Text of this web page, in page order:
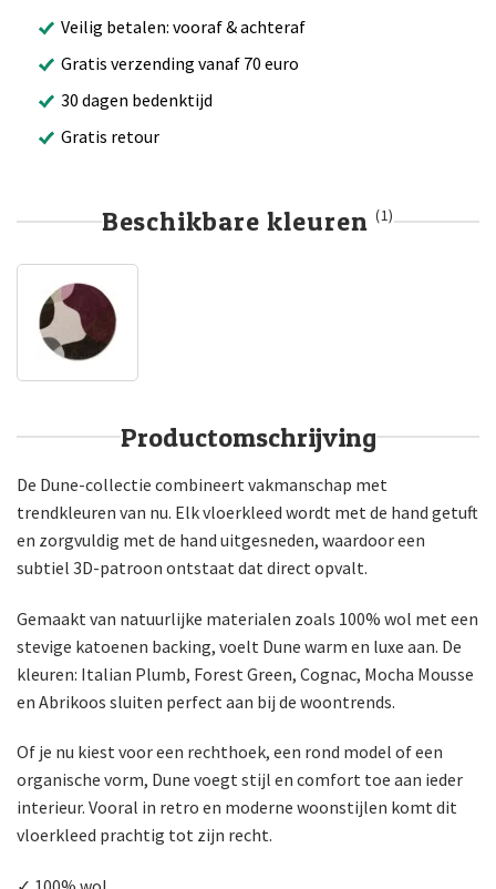
Veilig betalen: vooraf & achteraf
Gratis verzending vanaf 70 euro
30 dagen bedenktijd
Gratis retour
Beschikbare kleuren (1)
Productomschrijving
De Dune-collectie combineert vakmanschap met
trendkleuren van nu. Elk vloerkleed wordt met de hand getuft
en zorgvuldig met de hand uitgesneden, waardoor een
subtiel 3D-patroon ontstaat dat direct opvalt.
Gemaakt van natuurlijke materialen zoals 100% wol met een
stevige katoenen backing, voelt Dune warm en luxe aan. De
kleuren: Italian Plumb, Forest Green, Cognac, Mocha Mousse
en Abrikoos sluiten perfect aan bij de woontrends.
Of je nu kiest voor een rechthoek, een rond model of een
organische vorm, Dune voegt stijl en comfort toe aan ieder
interieur. Vooral in retro en moderne woonstijlen komt dit
vloerkleed prachtig tot zijn recht.